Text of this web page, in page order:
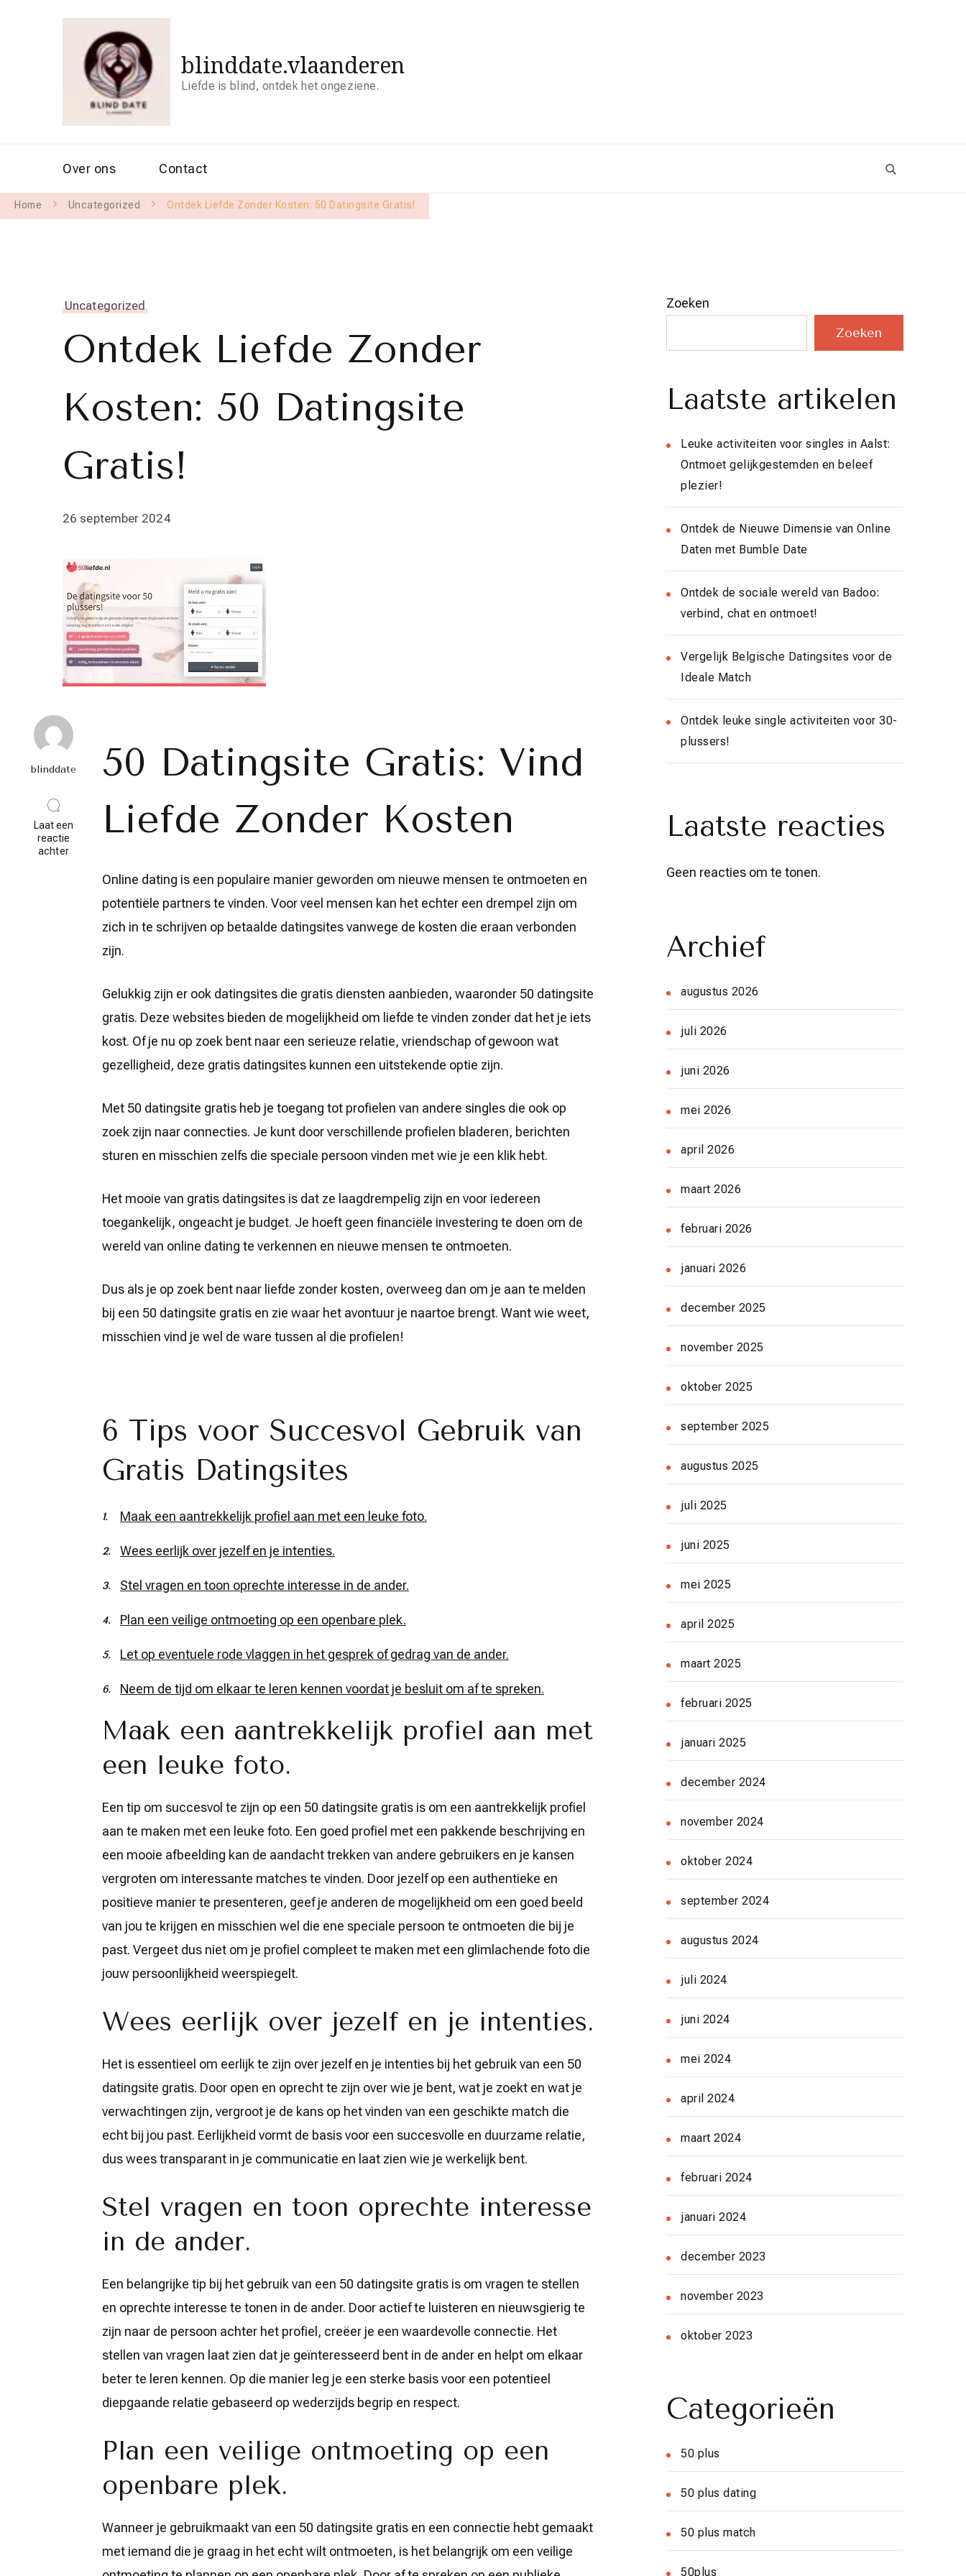
blinddate.vlaanderen
Liefde is blind, ontdek het ongeziene.
Over ons Contact
Home Uncategorized Ontdek Liefde Zonder Kosten: 50 Datingsite Gratis!
Uncategorized
Ontdek Liefde Zonder
Kosten: 50 Datingsite
Gratis!
26 september 2024
blinddate
Laat een
reactie
achterop
Kosten:
Datingsite
50 Datingsite Gratis: Vind
Liefde Zonder Kosten
Online dating is een populaire manier geworden om nieuwe mensen te ontmoeten en
potentiële partners te vinden. Voor veel mensen kan het echter een drempel zijn om
zich in te schrijven op betaalde datingsites vanwege de kosten die eraan verbonden
zijn.
Gelukkig zijn er ook datingsites die gratis diensten aanbieden, waaronder 50 datingsite
gratis. Deze websites bieden de mogelijkheid om liefde te vinden zonder dat het je iets
kost. Of je nu op zoek bent naar een serieuze relatie, vriendschap of gewoon wat
gezelligheid, deze gratis datingsites kunnen een uitstekende optie zijn.
Met 50 datingsite gratis heb je toegang tot profielen van andere singles die ook op
zoek zijn naar connecties. Je kunt door verschillende profielen bladeren, berichten
sturen en misschien zelfs die speciale persoon vinden met wie je een klik hebt.
Het mooie van gratis datingsites is dat ze laagdrempelig zijn en voor iedereen
toegankelijk, ongeacht je budget. Je hoeft geen financiële investering te doen om de
wereld van online dating te verkennen en nieuwe mensen te ontmoeten.
Dus als je op zoek bent naar liefde zonder kosten, overweeg dan om je aan te melden
bij een 50 datingsite gratis en zie waar het avontuur je naartoe brengt. Want wie weet,
misschien vind je wel de ware tussen al die profielen!
6 Tips voor Succesvol Gebruik van
Gratis Datingsites
Maak een aantrekkelijk profiel aan met een leuke foto.
Wees eerlijk over jezelf en je intenties.
Stel vragen en toon oprechte interesse in de ander.
Plan een veilige ontmoeting op een openbare plek.
Let op eventuele rode vlaggen in het gesprek of gedrag van de ander.
Neem de tijd om elkaar te leren kennen voordat je besluit om af te spreken.
Maak een aantrekkelijk profiel aan met
een leuke foto.
Een tip om succesvol te zijn op een 50 datingsite gratis is om een aantrekkelijk profiel
aan te maken met een leuke foto. Een goed profiel met een pakkende beschrijving en
een mooie afbeelding kan de aandacht trekken van andere gebruikers en je kansen
vergroten om interessante matches te vinden. Door jezelf op een authentieke en
positieve manier te presenteren, geef je anderen de mogelijkheid om een goed beeld
van jou te krijgen en misschien wel die ene speciale persoon te ontmoeten die bij je
past. Vergeet dus niet om je profiel compleet te maken met een glimlachende foto die
jouw persoonlijkheid weerspiegelt.
Wees eerlijk over jezelf en je intenties.
Het is essentieel om eerlijk te zijn over jezelf en je intenties bij het gebruik van een 50
datingsite gratis. Door open en oprecht te zijn over wie je bent, wat je zoekt en wat je
verwachtingen zijn, vergroot je de kans op het vinden van een geschikte match die
echt bij jou past. Eerlijkheid vormt de basis voor een succesvolle en duurzame relatie,
dus wees transparant in je communicatie en laat zien wie je werkelijk bent.
Stel vragen en toon oprechte interesse
in de ander.
Een belangrijke tip bij het gebruik van een 50 datingsite gratis is om vragen te stellen
en oprechte interesse te tonen in de ander. Door actief te luisteren en nieuwsgierig te
zijn naar de persoon achter het profiel, creëer je een waardevolle connectie. Het
stellen van vragen laat zien dat je geïnteresseerd bent in de ander en helpt om elkaar
beter te leren kennen. Op die manier leg je een sterke basis voor een potentieel
diepgaande relatie gebaseerd op wederzijds begrip en respect.
Plan een veilige ontmoeting op een
openbare plek.
Wanneer je gebruikmaakt van een 50 datingsite gratis en een connectie hebt gemaakt
met iemand die je graag in het echt wilt ontmoeten, is het belangrijk om een veilige
Zoeken
Zoeken
Laatste artikelen
Leuke activiteiten voor singles in Aalst:
Ontmoet gelijkgestemden en beleef
plezier!
Ontdek de Nieuwe Dimensie van Online
Daten met Bumble Date
Ontdek de sociale wereld van Badoo:
verbind, chat en ontmoet!
Vergelijk Belgische Datingsites voor de
Ideale Match
Ontdek leuke single activiteiten voor 30-
plussers!
Laatste reacties
Geen reacties om te tonen.
Archief
augustus 2026
juli 2026
juni 2026
mei 2026
april 2026
maart 2026
februari 2026
januari 2026
december 2025
november 2025
oktober 2025
september 2025
augustus 2025
juli 2025
juni 2025
mei 2025
april 2025
maart 2025
februari 2025
januari 2025
december 2024
november 2024
oktober 2024
september 2024
augustus 2024
juli 2024
juni 2024
mei 2024
april 2024
maart 2024
februari 2024
januari 2024
december 2023
november 2023
oktober 2023
Categorieën
50 plus
50 plus dating
50 plus match
50plus